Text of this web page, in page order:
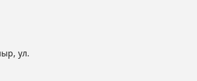
ул.